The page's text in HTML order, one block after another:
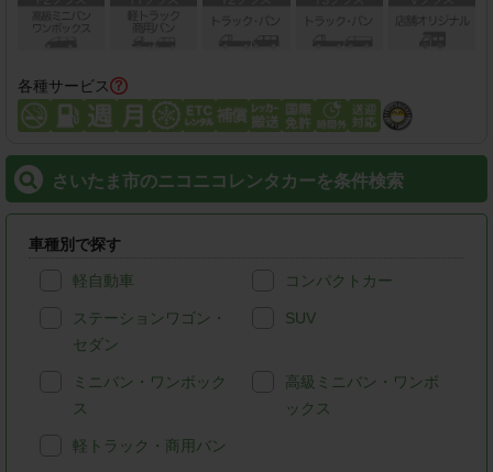
各種サービス
さいたま市のニコニコレンタカーを条件検索
車種別で探す
軽自動車 コンパクトカー
ステーションワゴン・
セダン
SUV
ミニバン・ワンボック
ス
高級ミニバン・ワンボ
ックス
軽トラック・商用バン